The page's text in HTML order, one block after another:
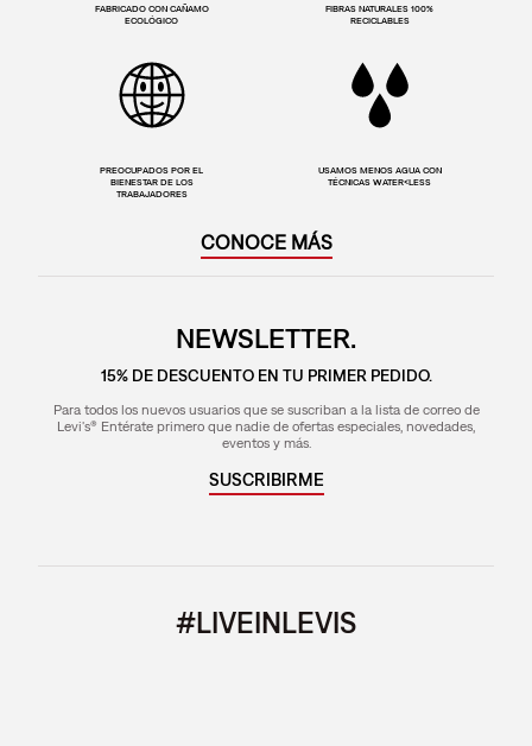
FABRICADO CON CAÑAMO
ECOLÓGICO
FIBRAS NATURALES 100%
RECICLABLES
PREOCUPADOS POR EL
BIENESTAR DE LOS
TRABAJADORES
USAMOS MENOS AGUA CON
TÉCNICAS WATER<LESS
CONOCE MÁS
NEWSLETTER.
15% DE DESCUENTO EN TU PRIMER PEDIDO.
Para todos los nuevos usuarios que se suscriban a la lista de correo de
Levi's® Entérate primero que nadie de ofertas especiales, novedades,
eventos y más.
SUSCRIBIRME
#LIVEINLEVIS